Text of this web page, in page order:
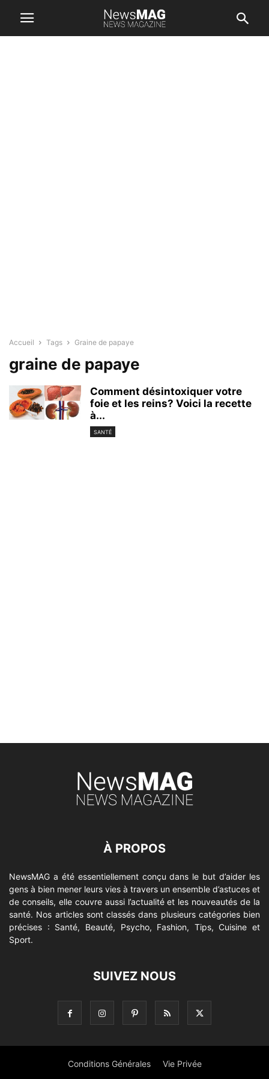
Accueil Tags Graine de papaye
graine de papaye
Comment désintoxiquer votre
foie et les reins? Voici la recette
à...
SANTÉ
À PROPOS
NewsMAG a été essentiellement conçu dans le but d’aider les
gens à bien mener leurs vies à travers un ensemble d’astuces et
de conseils, elle couvre aussi l’actualité et les nouveautés de la
santé. Nos articles sont classés dans plusieurs catégories bien
précises : Santé, Beauté, Psycho, Fashion, Tips, Cuisine et
Sport.
SUIVEZ NOUS
Conditions Générales Vie Privée